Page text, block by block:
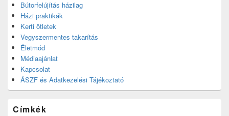
Bútorfelújítás házilag
Házi praktikák
Kerti ötletek
Vegyszermentes takarítás
Életmód
Médiaajánlat
Kapcsolat
ÁSZF és Adatkezelési Tájékoztató
Címkék